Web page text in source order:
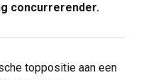
concurrerender.
toppositie aan een